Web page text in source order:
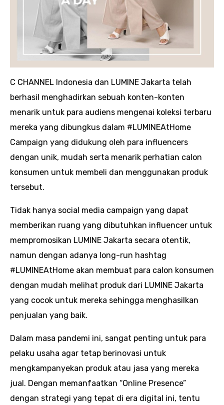
C CHANNEL Indonesia dan LUMINE Jakarta telah
berhasil menghadirkan sebuah konten-konten
menarik untuk para audiens mengenai koleksi terbaru
mereka yang dibungkus dalam #LUMINEAtHome
Campaign yang didukung oleh para influencers
dengan unik, mudah serta menarik perhatian calon
konsumen untuk membeli dan menggunakan produk
tersebut.
Tidak hanya social media campaign yang dapat
memberikan ruang yang dibutuhkan influencer untuk
mempromosikan LUMINE Jakarta secara otentik,
namun dengan adanya long-run hashtag
#LUMINEAtHome akan membuat para calon konsumen
dengan mudah melihat produk dari LUMINE Jakarta
yang cocok untuk mereka sehingga menghasilkan
penjualan yang baik.
Dalam masa pandemi ini, sangat penting untuk para
pelaku usaha agar tetap berinovasi untuk
mengkampanyekan produk atau jasa yang mereka
jual. Dengan memanfaatkan “Online Presence”
dengan strategi yang tepat di era digital ini, tentu